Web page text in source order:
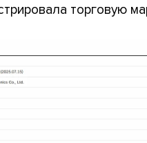
торговую